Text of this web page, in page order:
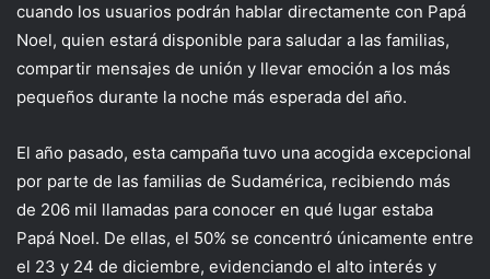
cuando los usuarios podrán hablar directamente con Papá
Noel, quien estará disponible para saludar a las familias,
compartir mensajes de unión y llevar emoción a los más
pequeños durante la noche más esperada del año.
El año pasado, esta campaña tuvo una acogida excepcional
por parte de las familias de Sudamérica, recibiendo más
de 206 mil llamadas para conocer en qué lugar estaba
Papá Noel. De ellas, el 50% se concentró únicamente entre
el 23 y 24 de diciembre, evidenciando el alto interés y